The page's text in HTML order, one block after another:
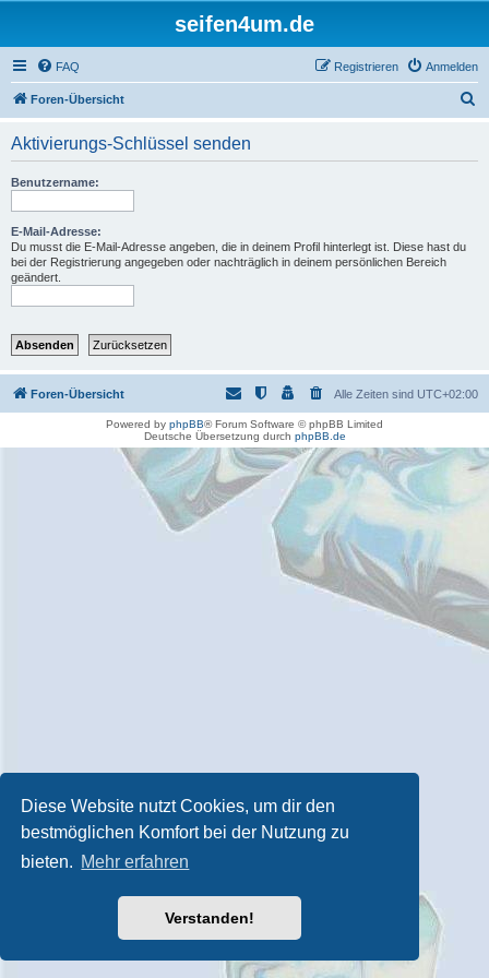
Diese Website nutzt Cookies, um dir den
bestmöglichen Komfort bei der Nutzung zu
bieten. Mehr erfahren
Verstanden!
seifen4um.de
FAQ Anmelden
Registrieren
Foren-Übersicht
Aktivierungs-Schlüssel senden
Benutzername:
E-Mail-Adresse:
Du musst die E-Mail-Adresse angeben, die in deinem Profil hinterlegt ist. Diese hast du
bei der Registrierung angegeben oder nachträglich in deinem persönlichen Bereich
geändert.
Foren-Übersicht Alle Zeiten sind UTC+02:00
Powered by phpBB® Forum Software © phpBB Limited
Deutsche Übersetzung durch phpBB.de